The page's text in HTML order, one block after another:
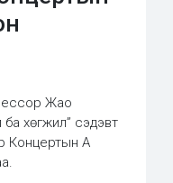
Жао
хөгжил” сэдэвт
Концертын А